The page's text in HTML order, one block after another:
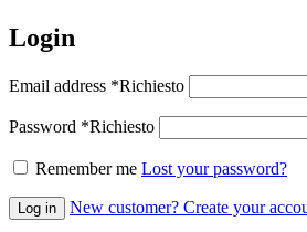
Login
Email address *Richiesto
Password *Richiesto
Remember me Lost your password?
Log in New customer? Create your